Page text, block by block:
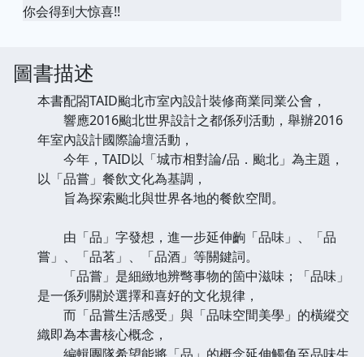
你会得到大惊喜!!
圖書描述
本書配閤TAID颱北市室內設計裝修商業同業公會，
響應2016颱北世界設計之都係列活動，舉辦2016
年室內設計國際論壇活動，
今年，TAID以「城市相對論/品．颱北」為主題，
以「品嘗」餐飲文化為基調，
旨為探索颱北與世界各地的餐飲空間。
由「品」字發想，進一步延伸齣「品味」、「品
嘗」、「品茗」、「品酒」等關鍵詞。
「品嘗」是細緻地辨彆事物的箇中滋味；「品味」
是一係列關於選擇和喜好的文化規律，
而「品嘗生活感受」與「品味空間美學」的橫縱交
織即為本書核心概念，